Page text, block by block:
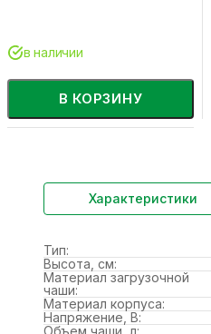
В КОРЗИНУ
в наличии
Характеристики
Тип:
Высота, см:
Материал загрузочной
чаши:
Материал корпуса:
Напряжение, В:
Объем чаши, л: